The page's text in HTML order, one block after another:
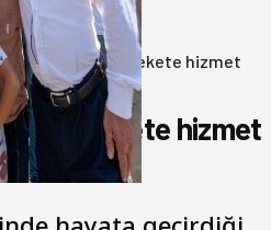
derdim memlekete hizmet
memlekete hizmet